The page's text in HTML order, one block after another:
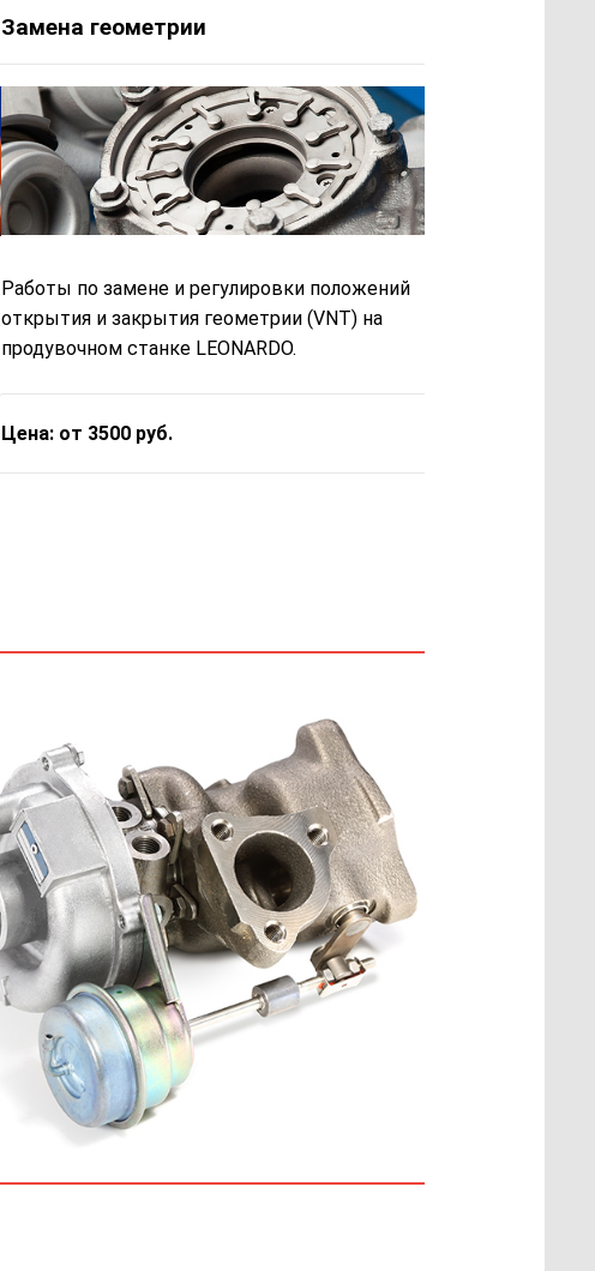
Замена геометрии
Работы по замене и регулировки положений
открытия и закрытия геометрии (VNT) на
продувочном станке LEONARDO.
Цена: от 3500 руб.